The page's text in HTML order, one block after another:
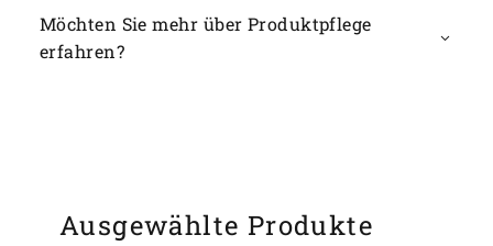
Möchten Sie mehr über Produktpflege
erfahren?
Ausgewählte Produkte